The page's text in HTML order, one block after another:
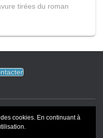
tirées du roman
REVUE DE PRESSE
cookies. En continuant à